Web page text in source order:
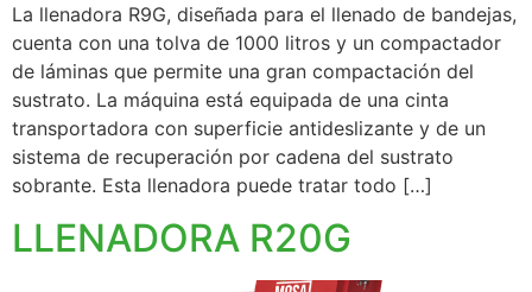
La llenadora R9G, diseñada para el llenado de bandejas,
cuenta con una tolva de 1000 litros y un compactador
de láminas que permite una gran compactación del
sustrato. La máquina está equipada de una cinta
transportadora con superficie antideslizante y de un
sistema de recuperación por cadena del sustrato
sobrante. Esta llenadora puede tratar todo […]
LLENADORA R20G